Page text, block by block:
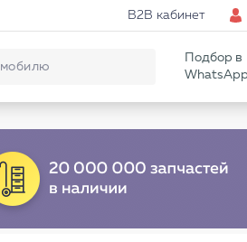
B2B кабинет
Подбор в
WhatsApp